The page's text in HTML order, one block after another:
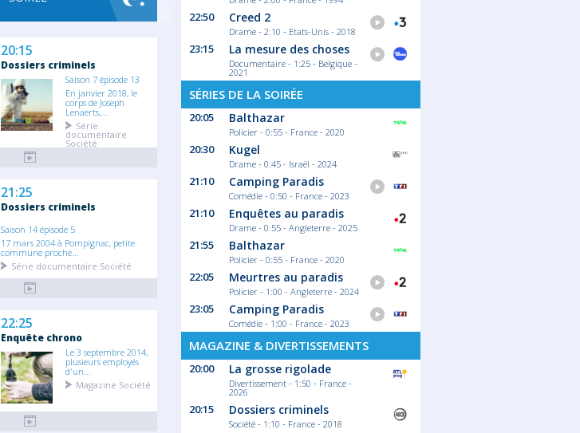
20:15
Dossiers criminels
Saison 7 épisode 13
En janvier 2018, le
corps de Joseph
Lenaerts,...
Série
documentaire
Société
21:25
Dossiers criminels
Saison 14 épisode 5
17 mars 2004 à Pompignac, petite
commune proche...
Série documentaire Société
22:25
Enquête chrono
Le 3 septembre 2014,
plusieurs employés
d'un...
Magazine Société
22:50 Creed 2
Drame - 2:10 - Etats-Unis - 2018
23:15 La mesure des choses
Documentaire - 1:25 - Belgique -
2021
SÉRIES DE LA SOIRÉE
20:05 Balthazar
Policier - 0:55 - France - 2020
20:30 Kugel
Drame - 0:45 - Israël - 2024
21:10 Camping Paradis
Comédie - 0:50 - France - 2023
21:10 Enquêtes au paradis
Drame - 0:55 - Angleterre - 2025
21:55 Balthazar
Policier - 0:55 - France - 2020
22:05 Meurtres au paradis
Policier - 1:00 - Angleterre - 2024
23:05 Camping Paradis
Comédie - 1:00 - France - 2023
MAGAZINE & DIVERTISSEMENTS
20:00 La grosse rigolade
Divertissement - 1:50 - France -
2026
20:15 Dossiers criminels
Société - 1:10 - France - 2018